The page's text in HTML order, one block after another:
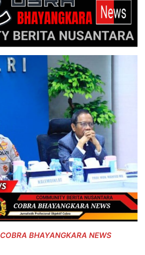
COBRA BHAYANGKARA NEWS